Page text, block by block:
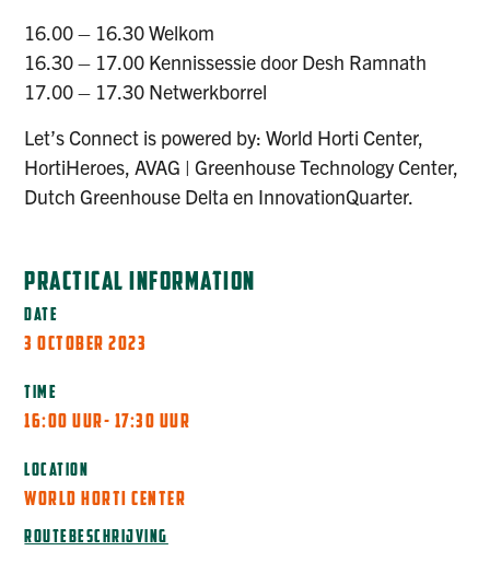
16.00 – 16.30 Welkom
16.30 – 17.00 Kennissessie door Desh Ramnath
17.00 – 17.30 Netwerkborrel
Let’s Connect is powered by: World Horti Center,
HortiHeroes, AVAG | Greenhouse Technology Center,
Dutch Greenhouse Delta en InnovationQuarter.
PRACTICAL INFORMATION
DATE
3 OCTOBER 2023
TIME
16:00 UUR- 17:30 UUR
LOCATION
WORLD HORTI CENTER
ROUTEBESCHRIJVING